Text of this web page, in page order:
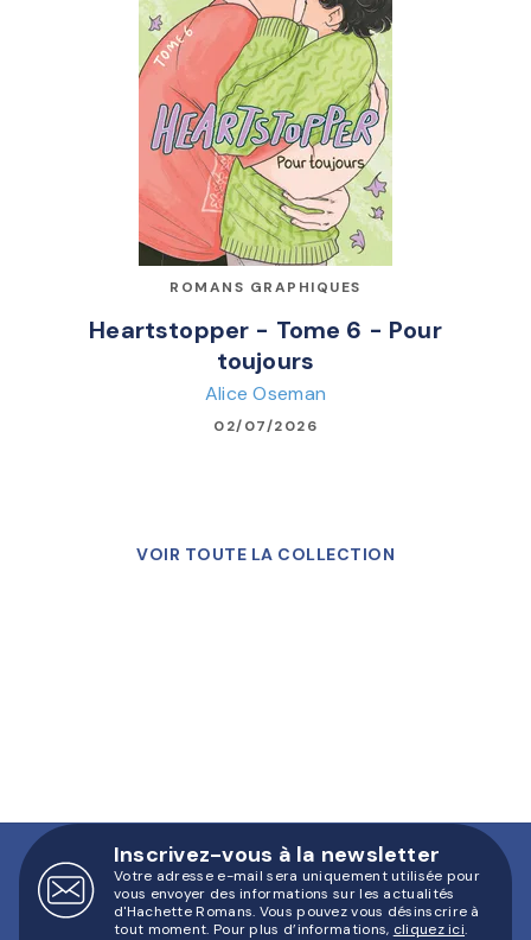
ROMANS GRAPHIQUES
Heartstopper - Tome 6 - Pour
toujours
Alice Oseman
02/07/2026
VOIR TOUTE LA COLLECTION
Inscrivez-vous à la newsletter
Votre adresse e-mail sera uniquement utilisée pour
vous envoyer des informations sur les actualités
d'Hachette Romans. Vous pouvez vous désinscrire à
tout moment. Pour plus d’informations, cliquez ici.